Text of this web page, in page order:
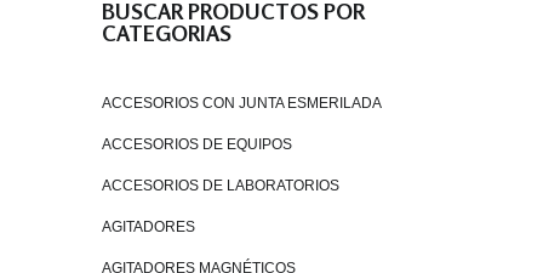
BUSCAR PRODUCTOS POR
CATEGORIAS
ACCESORIOS CON JUNTA ESMERILADA
ACCESORIOS DE EQUIPOS
ACCESORIOS DE LABORATORIOS
AGITADORES
AGITADORES MAGNÉTICOS